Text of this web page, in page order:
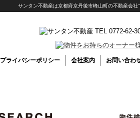
サンタン不動産は京都府京丹後市峰山町の不動産会社
プライバシーポリシー 会社案内 お問い合わ